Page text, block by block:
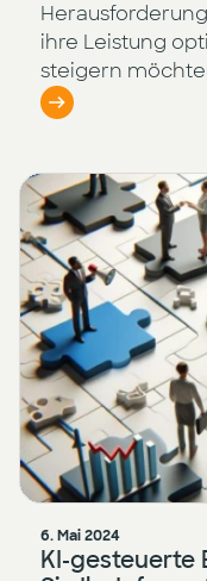
ihre Leistung
steigern
6. Mai 2024
KI-gesteuerte